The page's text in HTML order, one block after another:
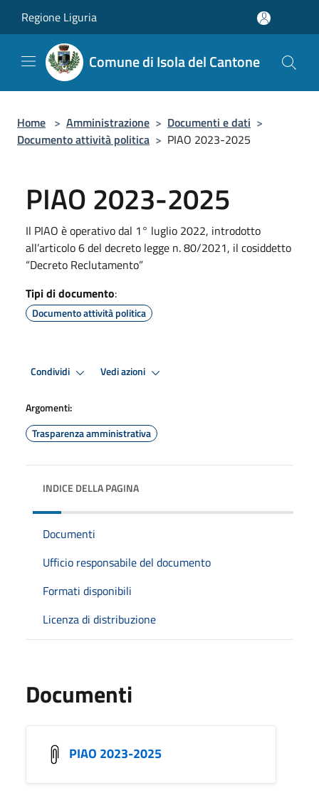
Regione Liguria
Comune di Isola del Cantone
Home > Amministrazione > Documenti e dati >
Documento attività politica > PIAO 2023-2025
PIAO 2023-2025
Il PIAO è operativo dal 1° luglio 2022, introdotto
all’articolo 6 del decreto legge n. 80/2021, il cosiddetto
“Decreto Reclutamento”
Tipi di documento:
Documento attività politica
Condividi Vedi azioni
Argomenti:
Trasparenza amministrativa
INDICE DELLA PAGINA
Documenti
Ufficio responsabile del documento
Formati disponibili
Licenza di distribuzione
Documenti
PIAO 2023-2025